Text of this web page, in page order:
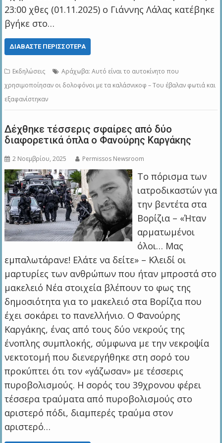
23:00 χθες (01.11.2025) ο Γιάννης Λάλας κατέβηκε
βγήκε στο…
ΔΙΑΒΆΣΤΕ ΠΕΡΙΣΣΌΤΕΡΑ
Εκδηλώσεις
Αράχωβα: Αυτό είναι το αυτοκίνητο που
χρησιμοποίησαν οι δολοφόνοι με τα καλάσνικοφ – Του έβαλαν φωτιά και
εξαφανίστηκαν
Δέχθηκε τέσσερις σφαίρες από δύο
διαφορετικά όπλα ο Φανούρης Καργάκης
2 Νοεμβρίου, 2025 Permissos Newsroom
Το πόρισμα των
ιατροδικαστών για
την βεντέτα στα
Βορίζια – «Ήταν
αρματωμένοι
όλοι… Μας
εμπαλωτάρανε! Ελάτε να δείτε» – Κλειδί οι
μαρτυρίες των ανθρώπων που ήταν μπροστά στο
μακελειό Νέα στοιχεία βλέπουν το φως της
δημοσιότητα για το μακελειό στα Βορίζια που
έχει σοκάρει το πανελλήνιο. Ο Φανούρης
Καργάκης, ένας από τους δύο νεκρούς της
ένοπλης συμπλοκής, σύμφωνα με την νεκροψία
νεκτοτομή πoυ διενεργήθηκε στη σορό του
προκύπτει ότι τον «γάζωσαν» με τέσσερις
πυροβολισμούς. Η σορός του 39χρονου φέρει
τέσσερα τραύματα από πυροβολισμούς στο
αριστερό πόδι, διαμπερές τραύμα στον
αριστερό…